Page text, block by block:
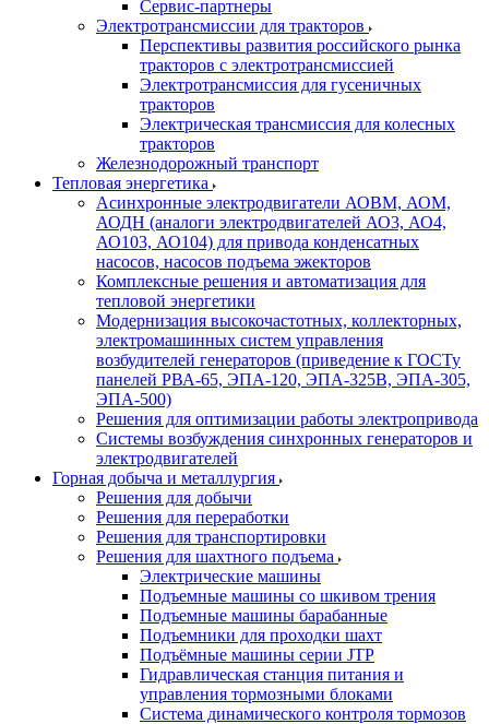
Сервис-партнеры
Электротрансмиссии для тракторов
Перспективы развития российского рынка
тракторов с электротрансмиссией
Электротрансмиссия для гусеничных
тракторов
Электрическая трансмиссия для колесных
тракторов
Железнодорожный транспорт
Тепловая энергетика
Асинхронные электродвигатели АОВМ, АОМ,
АОДН (аналоги электродвигателей АО3, АО4,
АО103, АО104) для привода конденсатных
насосов, насосов подъема эжекторов
Комплексные решения и автоматизация для
тепловой энергетики
Модернизация высокочастотных, коллекторных,
электромашинных систем управления
возбудителей генераторов (приведение к ГОСТу
панелей РВА-65, ЭПА-120, ЭПА-325В, ЭПА-305,
ЭПА-500)
Решения для оптимизации работы электропривода
Системы возбуждения синхронных генераторов и
электродвигателей
Горная добыча и металлургия
Решения для добычи
Решения для переработки
Решения для транспортировки
Решения для шахтного подъема
Электрические машины
Подъемные машины со шкивом трения
Подъемные машины барабанные
Подъемники для проходки шахт
Подъёмные машины серии JTP
Гидравлическая станция питания и
управления тормозными блоками
Система динамического контроля тормозов